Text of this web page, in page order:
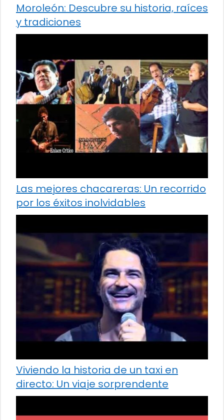
Moroleón: Descubre su historia, raíces
y tradiciones
Las mejores chacareras: Un recorrido
por los éxitos inolvidables
Viviendo la historia de un taxi en
directo: Un viaje sorprendente